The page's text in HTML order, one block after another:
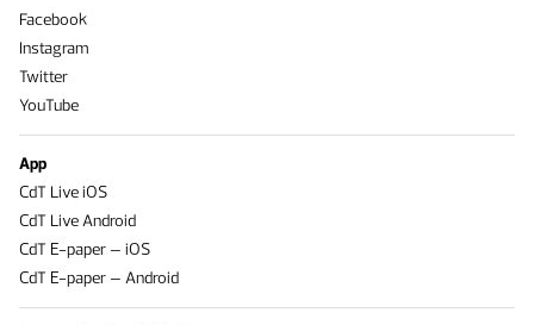
Facebook
Instagram
Twitter
YouTube
App
CdT Live iOS
CdT Live Android
CdT E-paper – iOS
CdT E-paper – Android